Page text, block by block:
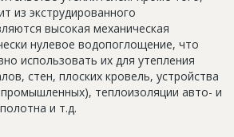
из экструдированного
высокая механическая
нулевое водопоглощение, что
использовать их для утепления
стен, плоских кровель, устройства
теплоизоляции авто- и
и т.д.